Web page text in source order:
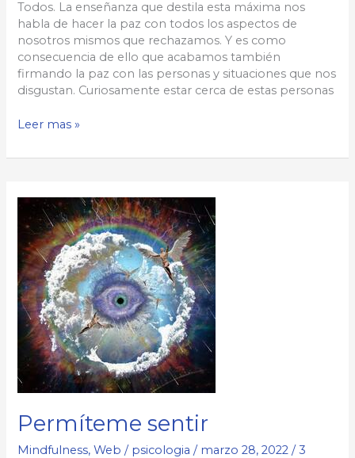
Todos. La enseñanza que destila esta máxima nos
habla de hacer la paz con todos los aspectos de
nosotros mismos que rechazamos. Y es como
consecuencia de ello que acabamos también
firmando la paz con las personas y situaciones que nos
disgustan. Curiosamente estar cerca de estas personas
Siéntete
a
Leer mas »
Permíteme sentir
Mindfulness,Web / psicologia/ marzo 28, 2022/3